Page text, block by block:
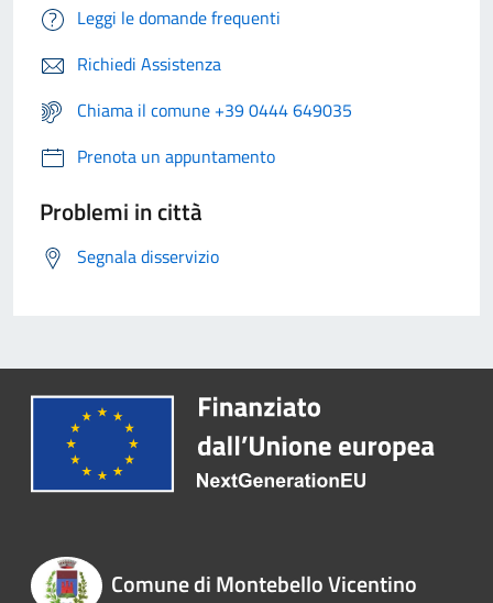
Leggi le domande frequenti
Richiedi Assistenza
Chiama il comune +39 0444 649035
Prenota un appuntamento
Problemi in città
Segnala disservizio
Comune di Montebello Vicentino